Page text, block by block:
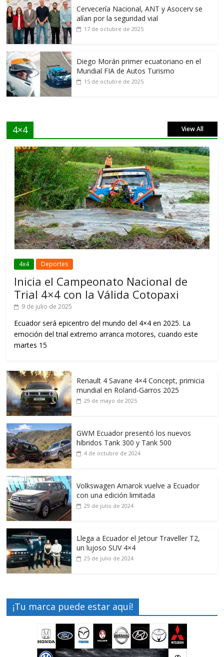
Cervecería Nacional, ANT y Asocerv se
alían por la seguridad vial
17 de octubre de 2025
Diego Morán primer ecuatoriano en el
Mundial FIA de Autos Turismo
15 de octubre de 2025
4×4 View All
4x4 Deportes
Inicia el Campeonato Nacional de
Trial 4×4 con la Válida Cotopaxi
9 de julio de 2025
Ecuador será epicentro del mundo del 4×4 en 2025. La
emoción del trial extremo arranca motores, cuando este
martes 15
Renault 4 Savane 4×4 Concept, primicia
mundial en Roland-Garros 2025
29 de mayo de 2025
GWM Ecuador presentó los nuevos
híbridos Tank 300 y Tank 500
4 de octubre de 2024
Volkswagen Amarok vuelve a Ecuador
con una edición limitada
29 de julio de 2024
Llega a Ecuador el Jetour Traveller T2,
un lujoso SUV 4×4
25 de julio de 2024
¡Tu marca puede estar aquí!